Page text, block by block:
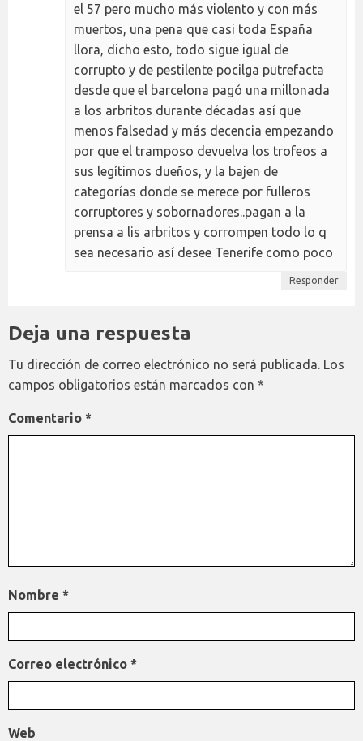
el 57 pero mucho más violento y con más
muertos, una pena que casi toda España
llora, dicho esto, todo sigue igual de
corrupto y de pestilente pocilga putrefacta
desde que el barcelona pagó una millonada
a los arbritos durante décadas así que
menos falsedad y más decencia empezando
por que el tramposo devuelva los trofeos a
sus legítimos dueños, y la bajen de
categorías donde se merece por fulleros
corruptores y sobornadores..pagan a la
prensa a lis arbritos y corrompen todo lo q
sea necesario así desee Tenerife como poco
Responder
Deja una respuesta
Tu dirección de correo electrónico no será publicada. Los
campos obligatorios están marcados con *
Comentario *
Nombre *
Correo electrónico *
Web